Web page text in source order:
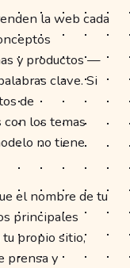
la web cada
y productos —
clave. Si
de
los temas
no tiene
el nombre de tu
principales
propio sitio,
prensa y